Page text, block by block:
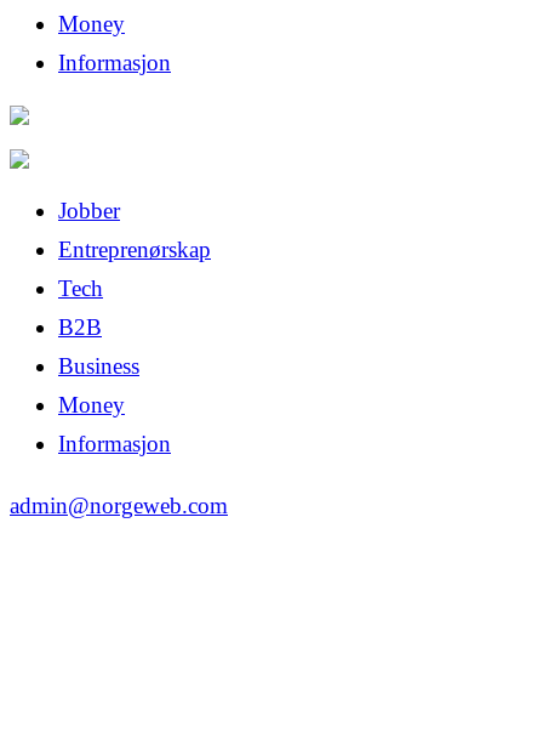
Money
Informasjon
Jobber
Entreprenørskap
Tech
B2B
Business
Money
Informasjon
admin@norgeweb.com